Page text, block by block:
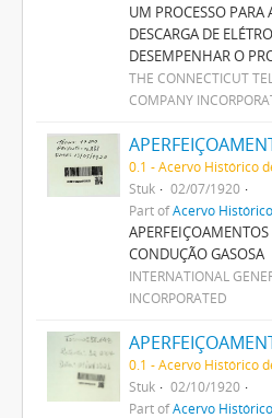
UM PROCESSO
DESCARGA DE
DESEMPENHAR O
THE CONNECTICUT
COMPANY
0.1 - Acervo Histórico
Stuk
02/07/1920
Part ofAcervo
CONDUÇÃO GASOSA
INTERNATIONAL
INCORPORATED
0.1 - Acervo Histórico
Stuk
02/10/1920
Part ofAcervo